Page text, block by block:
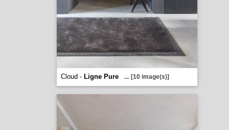
Cloud - Ligne Pure ... [10 image(s)]